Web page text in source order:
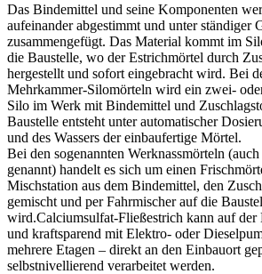
Das Bindemittel und seine Komponenten
aufeinander abgestimmt und unter ständiger
zusammengefügt. Das Material kommt im
die Baustelle, wo der Estrichmörtel durch
hergestellt und sofort eingebracht wird. Bei
Mehrkammer-Silomörteln wird ein zwei-
Silo im Werk mit Bindemittel und
Baustelle entsteht unter automatischer
und des Wassers der einbaufertige Mörtel.
Bei den sogenannten Werknassmörteln
genannt) handelt es sich um einen
Mischstation aus dem Bindemittel, den
gemischt und per Fahrmischer auf die
wird.Calciumsulfat-Fließestrich kann auf der
und kraftsparend mit Elektro- oder
mehrere Etagen – direkt an den Einbauort
selbstnivellierend verarbeitet werden.